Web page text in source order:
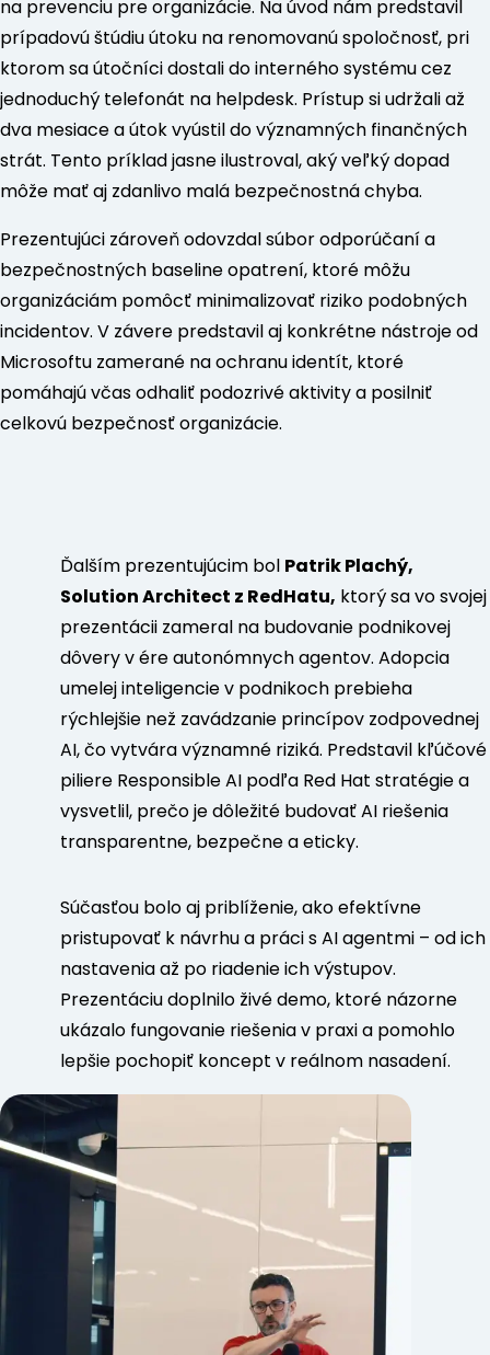
na prevenciu pre organizácie. Na úvod nám predstavil
prípadovú štúdiu útoku na renomovanú spoločnosť, pri
ktorom sa útočníci dostali do interného systému cez
jednoduchý telefonát na helpdesk. Prístup si udržali až
dva mesiace a útok vyústil do významných finančných
strát. Tento príklad jasne ilustroval, aký veľký dopad
môže mať aj zdanlivo malá bezpečnostná chyba.
Prezentujúci zároveň odovzdal súbor odporúčaní a
bezpečnostných baseline opatrení, ktoré môžu
organizáciám pomôcť minimalizovať riziko podobných
incidentov. V závere predstavil aj konkrétne nástroje od
Microsoftu zamerané na ochranu identít, ktoré
pomáhajú včas odhaliť podozrivé aktivity a posilniť
celkovú bezpečnosť organizácie.
Ďalším prezentujúcim bol Patrik Plachý,
Solution Architect z RedHatu, ktorý sa vo svojej
prezentácii zameral na budovanie podnikovej
dôvery v ére autonómnych agentov. Adopcia
umelej inteligencie v podnikoch prebieha
rýchlejšie než zavádzanie princípov zodpovednej
AI, čo vytvára významné riziká. Predstavil kľúčové
piliere Responsible AI podľa Red Hat stratégie a
vysvetlil, prečo je dôležité budovať AI riešenia
transparentne, bezpečne a eticky.
Súčasťou bolo aj priblíženie, ako efektívne
pristupovať k návrhu a práci s AI agentmi – od ich
nastavenia až po riadenie ich výstupov.
Prezentáciu doplnilo živé demo, ktoré názorne
ukázalo fungovanie riešenia v praxi a pomohlo
lepšie pochopiť koncept v reálnom nasadení.
Predchádzajúci